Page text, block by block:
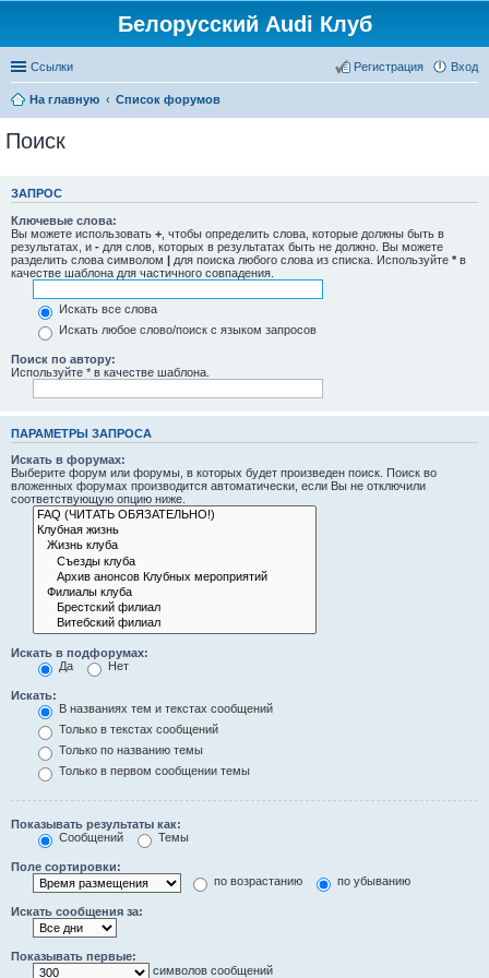
Белорусский Audi Клуб
Ссылки Вход
Регистрация
На главную Список форумов
Поиск
ЗАПРОС
Ключевые слова:
Вы можете использовать + , чтобы определить слова, которые должны быть в
результатах, и - для слов, которых в результатах быть не должно. Вы можете
разделить слова символом | для поиска любого слова из списка. Используйте * в
качестве шаблона для частичного совпадения.
Искать все слова
Искать любое слово/поиск с языком запросов
Поиск по автору:
Используйте * в качестве шаблона.
ПАРАМЕТРЫ ЗАПРОСА
Искать в форумах:
Выберите форум или форумы, в которых будет произведен поиск. Поиск во
вложенных форумах производится автоматически, если Вы не отключили
соответствующую опцию ниже.
Искать в подфорумах:
Да
Нет
Искать:
В названиях тем и текстах сообщений
Только в текстах сообщений
Только по названию темы
Только в первом сообщении темы
Показывать результаты как:
Сообщений
Темы
Поле сортировки:
по возрастанию
по убыванию
Искать сообщения за:
Показывать первые:
символов сообщений